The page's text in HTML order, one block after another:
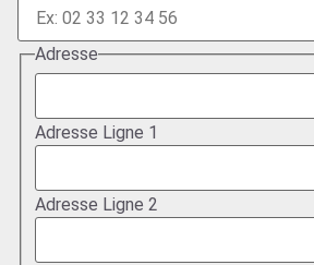
Adresse
Adresse Ligne 1
Adresse Ligne 2